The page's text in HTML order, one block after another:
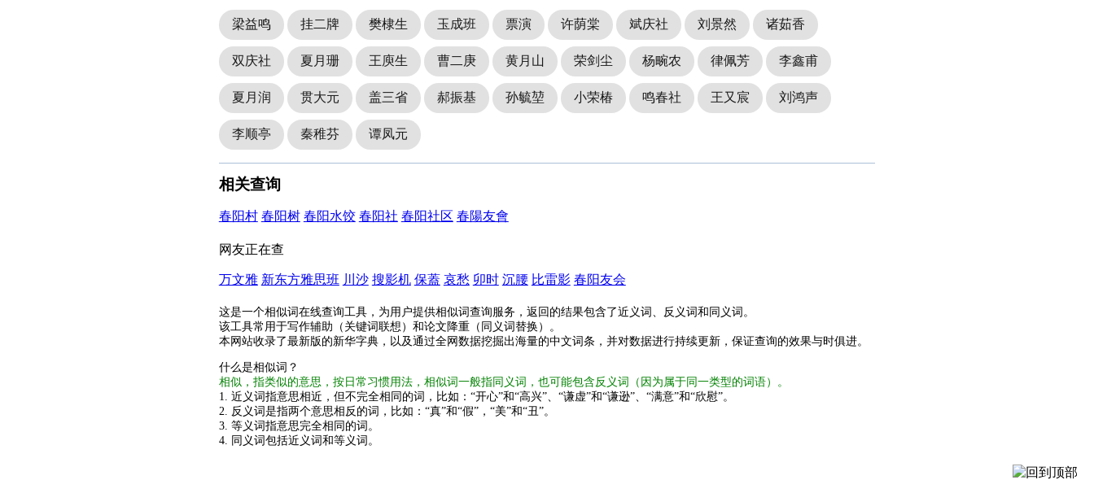
梁益鸣 挂二牌 樊棣生 玉成班 票演 许荫棠 斌庆社 刘景然 诸茹香
双庆社 夏月珊 王庾生 曹二庚 黄月山 荣剑尘 杨畹农 律佩芳 李鑫甫
夏月润 贯大元 盖三省 郝振基 孙毓堃 小荣椿 鸣春社 王又宸 刘鸿声
李顺亭 秦稚芬 谭凤元
相关查询
春阳村 春阳树 春阳水饺 春阳社 春阳社区 春陽友會
网友正在查
万文雅 新东方雅思班 川沙 搜影机 保蓋 哀愁 卯时 沉腰 比雷影 春阳友会
这是一个相似词在线查询工具，为用户提供相似词查询服务，返回的结果包含了近义词、反义词和同义词。
该工具常用于写作辅助（关键词联想）和论文降重（同义词替换）。
本网站收录了最新版的新华字典，以及通过全网数据挖掘出海量的中文词条，并对数据进行持续更新，保证查询的效果与时俱进。
什么是相似词？
相似，指类似的意思，按日常习惯用法，相似词一般指同义词，也可能包含反义词（因为属于同一类型的词语）。
1. 近义词指意思相近，但不完全相同的词，比如：“开心”和“高兴”、“谦虚”和“谦逊”、“满意”和“欣慰”。
2. 反义词是指两个意思相反的词，比如：“真”和“假”，“美”和“丑”。
3. 等义词指意思完全相同的词。
4. 同义词包括近义词和等义词。